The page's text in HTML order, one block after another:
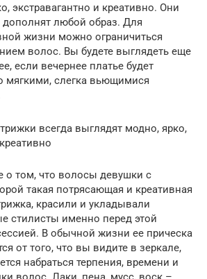
экстравагантно и креативно. Они
дополнят любой образ. Для
жизни можно ограничиться
волос. Вы будете выглядеть еще
если вечернее платье будет
мягкими, слегка вьющимися
всегда выглядят модно, ярко,
о том, что волосы девушки с
такая потрясающая и креативная
красили и укладывали
стилисты именно перед этой
В обычной жизни ее прическа
от того, что вы видите в зеркале,
набраться терпения, времени и